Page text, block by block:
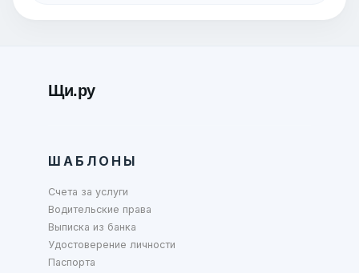
Щи.ру
ШАБЛОНЫ
Счета за услуги
Водительские права
Выписка из банка
Удостоверение личности
Паспорта